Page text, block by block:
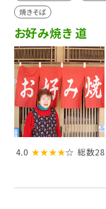
焼きそば
お好み焼き 道
4.0 ★★★★☆ 総数28